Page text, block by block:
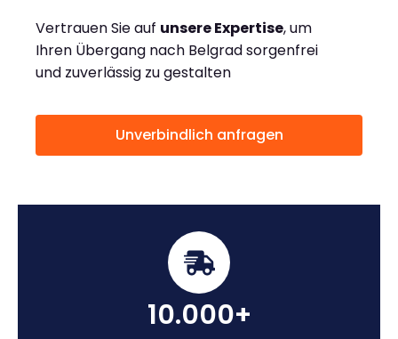
Vertrauen Sie auf unsere Expertise, um
Ihren Übergang nach Belgrad sorgenfrei
und zuverlässig zu gestalten
Unverbindlich anfragen
10.000+